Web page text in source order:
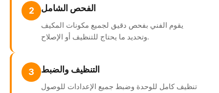
2 الفحص الشامل
يقوم الفني بفحص دقيق لجميع مكونات المكيف
وتحديد ما يحتاج للتنظيف أو الإصلاح.
3 التنظيف والضبط
تنظيف كامل للوحدة وضبط جميع الإعدادات للوصول